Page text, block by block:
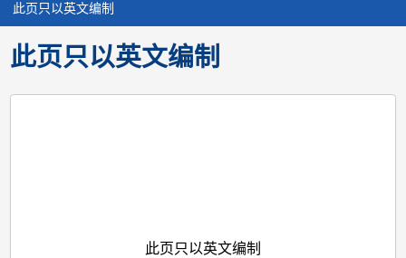
此页只以英文编制
此页只以英文编制
此页只以英文编制